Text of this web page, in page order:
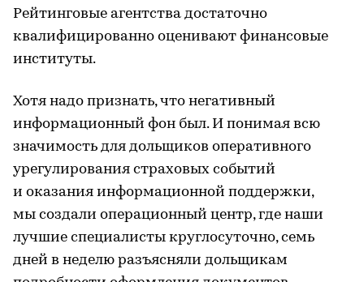
Рейтинговые агентства достаточно
квалифицированно оценивают финансовые
институты.
Хотя надо признать, что негативный
информационный фон был. И понимая всю
значимость для дольщиков оперативного
урегулирования страховых событий
и оказания информационной поддержки,
мы создали операционный центр, где наши
лучшие специалисты круглосуточно, семь
дней в неделю разъясняли дольщикам